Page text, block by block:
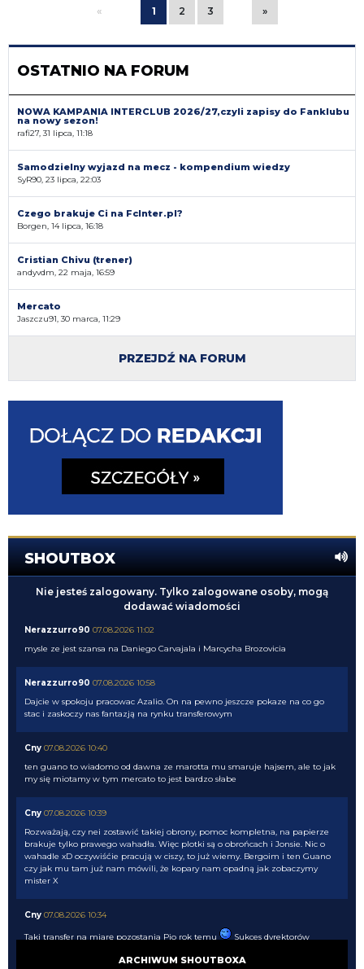
« 1 2 3 »
OSTATNIO NA FORUM
NOWA KAMPANIA INTERCLUB 2026/27,czyli zapisy do Fanklubu
na nowy sezon!
rafi27, 31 lipca, 11:18
Samodzielny wyjazd na mecz - kompendium wiedzy
SyR90, 23 lipca, 22:03
Czego brakuje Ci na FcInter.pl?
Borgen, 14 lipca, 16:18
Cristian Chivu (trener)
andyvdm, 22 maja, 16:59
Mercato
Jaszczu91, 30 marca, 11:29
PRZEJDŹ NA FORUM
SHOUTBOX
Nie jesteś zalogowany. Tylko zalogowane osoby, mogą
dodawać wiadomości
Nerazzurro90 07.08.2026 11:02
mysle ze jest szansa na Daniego Carvajala i Marcycha Brozovicia
Nerazzurro90 07.08.2026 10:58
Dajcie w spokoju pracowac Azalio. On na pewno jeszcze pokaze na co go
stac i zaskoczy nas fantazją na rynku transferowym
Cny 07.08.2026 10:40
ten guano to wiadomo od dawna ze marotta mu smaruje hajsem, ale to jak
my się miotamy w tym mercato to jest bardzo słabe
Cny 07.08.2026 10:39
Rozważają, czy nei zostawić takiej obrony, pomoc kompletna, na papierze
brakuje tylko prawego wahadła. Więc plotki są o obrońcach i Jonsie. Nic o
wahadle xD oczywiśćie pracują w ciszy, to już wiemy. Bergoim i ten Guano
czy jak mu tam już nam mówili, że kopary nam opadną jak zobaczymy
mister X
Cny 07.08.2026 10:34
Taki transfer na miarę pozostania Pio rok temu Sukces dyrektorów
ARCHIWUM SHOUTBOXA